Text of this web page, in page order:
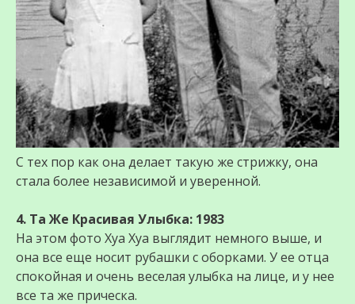
С тех пор как она делает такую же стрижку, она
стала более независимой и уверенной.
4. Та Же Красивая Улыбка: 1983
На этом фото Хуа Хуа выглядит немного выше, и
она все еще носит рубашки с оборками. У ее отца
спокойная и очень веселая улыбка на лице, и у нее
все та же прическа.